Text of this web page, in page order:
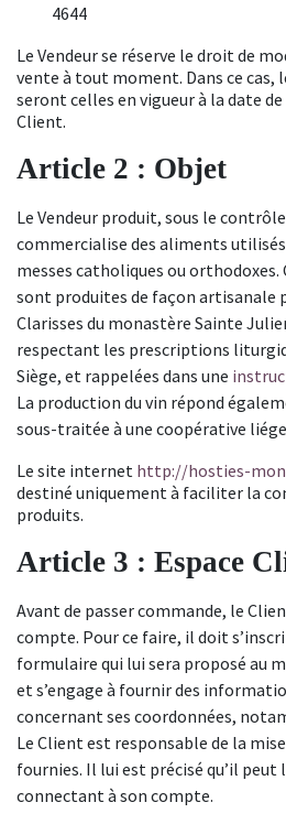
4644
Le Vendeur se réserve le droit de
vente à tout moment. Dans ce cas,
seront celles en vigueur à la date
Client.
Article 2 : Objet
Le Vendeur produit, sous le contrôle
commercialise des aliments
messes catholiques ou orthodoxes.
sont produites de façon artisanale
Clarisses du monastère Sainte
respectant les prescriptions
Siège, et rappelées dans une
La production du vin répond
sous-traitée à une coopérative
Le site internet http://hosties-
destiné uniquement à faciliter la
produits.
Article 3 : Espace
Avant de passer commande, le
compte. Pour ce faire, il doit
formulaire qui lui sera proposé au
et s’engage à fournir des
concernant ses coordonnées,
Le Client est responsable de la
fournies. Il lui est précisé qu’il peut
connectant à son compte.